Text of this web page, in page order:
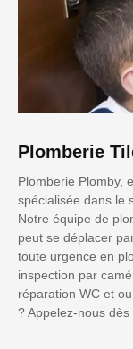
Plomberie
Plomberie Plomby,
spécialisée dans le
Notre équipe de
peut se déplacer
toute urgence en
inspection par
réparation WC et
? Appelez-nous